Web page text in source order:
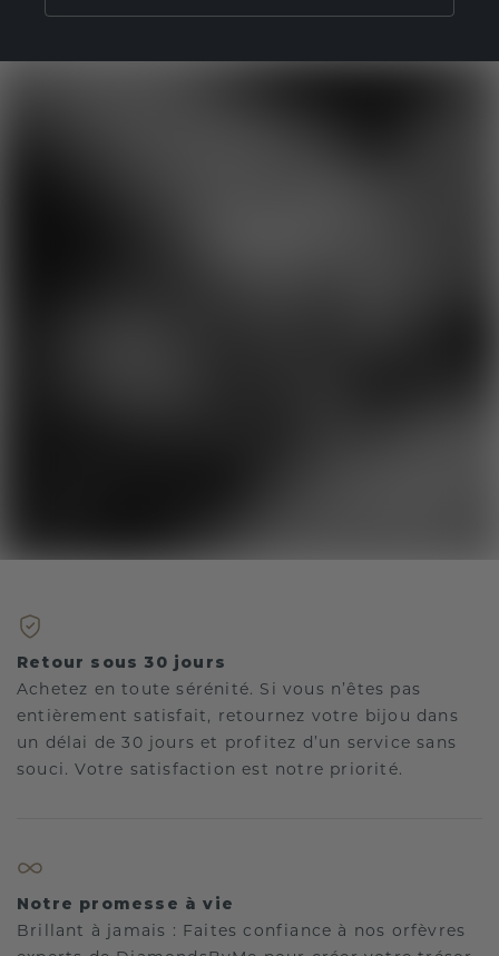
Retour sous 30 jours
Achetez en toute sérénité. Si vous n’êtes pas
entièrement satisfait, retournez votre bijou dans
un délai de 30 jours et profitez d’un service sans
souci. Votre satisfaction est notre priorité.
Notre promesse à vie
Brillant à jamais : Faites confiance à nos orfèvres